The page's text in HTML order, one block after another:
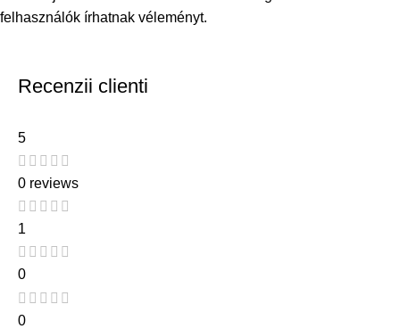
felhasználók írhatnak véleményt.
Recenzii clienti
5
0 reviews
1
0
0